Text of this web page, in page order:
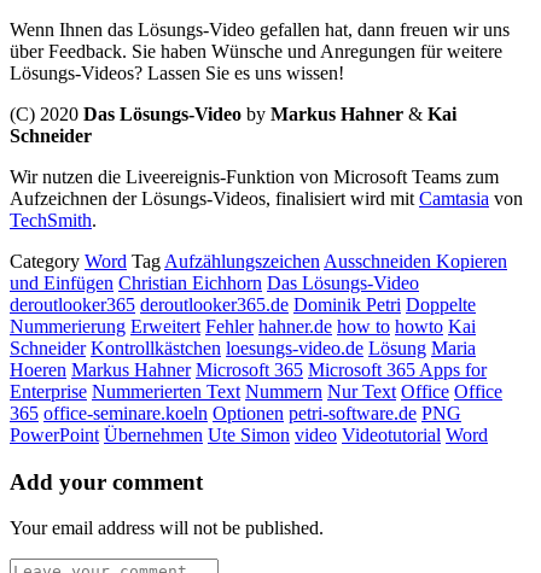
Wenn Ihnen das Lösungs-Video gefallen hat, dann freuen wir uns
über Feedback. Sie haben Wünsche und Anregungen für weitere
Lösungs-Videos? Lassen Sie es uns wissen!
(C) 2020 Das Lösungs-Video by Markus Hahner & Kai
Schneider
Wir nutzen die Liveereignis-Funktion von Microsoft Teams zum
Aufzeichnen der Lösungs-Videos, finalisiert wird mit Camtasia von
TechSmith.
Category Word Tag Aufzählungszeichen Ausschneiden Kopieren
und Einfügen Christian Eichhorn Das Lösungs-Video
deroutlooker365 deroutlooker365.de Dominik Petri Doppelte
Nummerierung Erweitert Fehler hahner.de how to howto Kai
Schneider Kontrollkästchen loesungs-video.de Lösung Maria
Hoeren Markus Hahner Microsoft 365 Microsoft 365 Apps for
Enterprise Nummerierten Text Nummern Nur Text Office Office
365 office-seminare.koeln Optionen petri-software.de PNG
PowerPoint Übernehmen Ute Simon video Videotutorial Word
Add your comment
Your email address will not be published.